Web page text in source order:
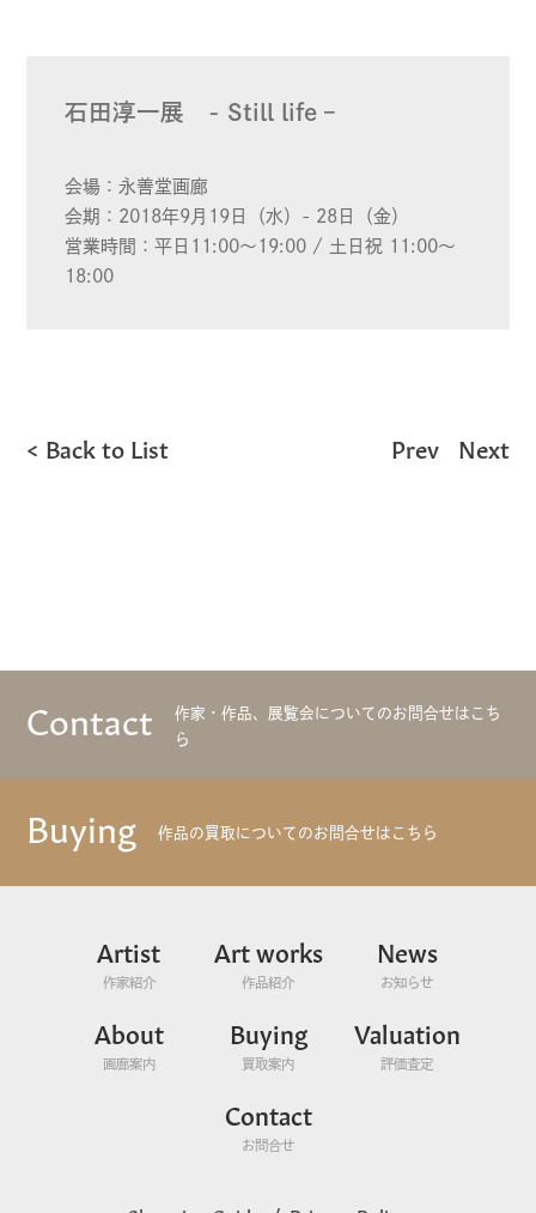
石田淳一展 - Still life –
会場：永善堂画廊
会期：2018年9月19日（水）- 28日（金）
営業時間：平日11:00〜19:00 / 土日祝 11:00〜
18:00
Back to List Prev Next
Contact
作家・作品、展覧会についてのお問合せはこち
ら
Buying 作品の買取についてのお問合せはこちら
Artist
作家紹介
Art works
作品紹介
News
お知らせ
About
画廊案内
Buying
買取案内
Valuation
評価査定
Contact
お問合せ